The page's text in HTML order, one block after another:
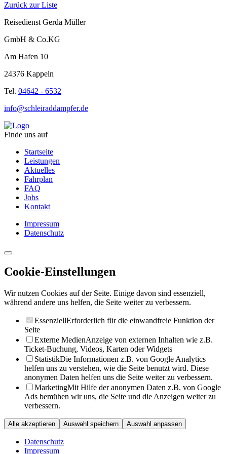
Zurück zur Liste
Reisedienst Gerda Müller
GmbH & Co.KG
Am Hafen 10
24376 Kappeln
Tel. 04642 - 6532
info@schleiraddampfer.de
Finde uns auf
Startseite
Leistungen
Aktuelles
Fahrplan
FAQ
Jobs
Kontakt
Impressum
Datenschutz
Cookie-Einstellungen
Wir nutzen Cookies auf der Seite. Einige davon sind essenziell,
während andere uns helfen, die Seite weiter zu verbessern.
EssenziellErforderlich für die einwandfreie Funktion der
Seite
Externe MedienAnzeige von externen Inhalten wie z.B.
Ticket-Buchung, Videos, Karten oder Widgets
StatistikDie Informationen z.B. von Google Analytics
helfen uns zu verstehen, wie die Seite benutzt wird. Diese
anonymen Daten helfen uns die Seite weiter zu verbessern.
MarketingMit Hilfe der anonymen Daten z.B. von Google
Ads bemühen wir uns, die Seite und die Anzeigen weiter zu
verbessern.
Alle akzeptieren Auswahl speichern Auswahl anpassen
Datenschutz
Impressum